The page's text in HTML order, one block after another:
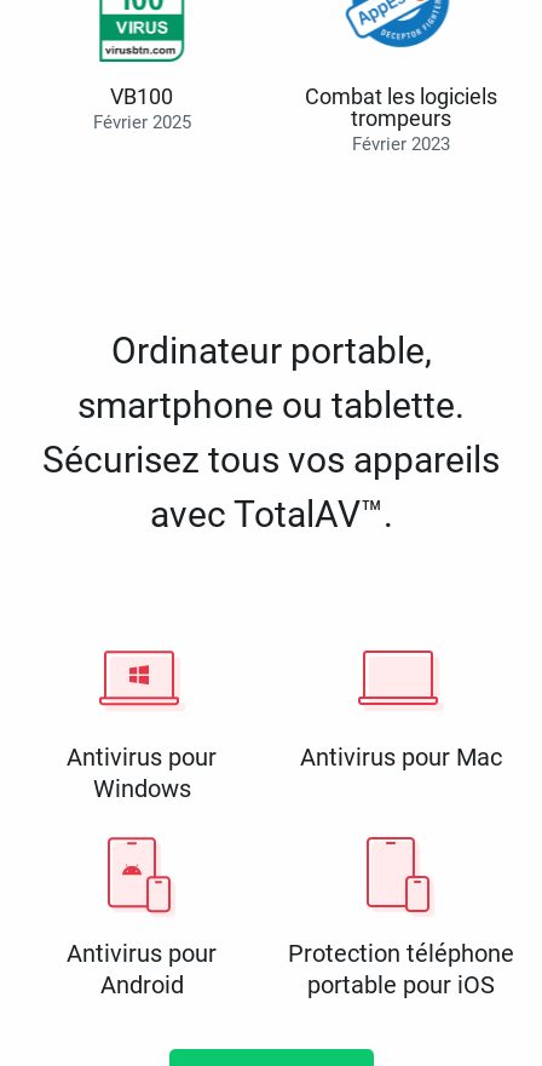
VB100
Février 2025
Combat les logiciels
trompeurs
Février 2023
Ordinateur portable,
smartphone ou tablette.
Sécurisez tous vos appareils
avec TotalAV™.
Antivirus pour
Windows
Antivirus pour Mac
Antivirus pour
Android
Protection téléphone
portable pour iOS